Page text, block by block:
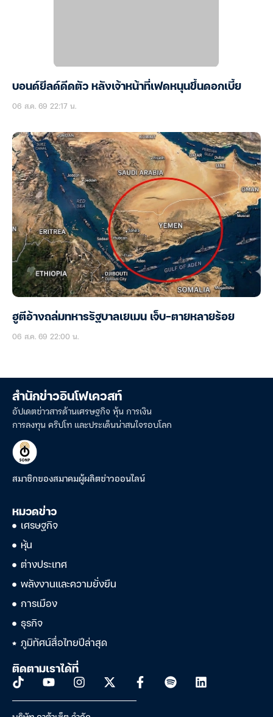
บอนด์ยีลด์ดีดตัว หลังเจ้าหน้าที่เฟดหนุนขึ้นดอกเบี้ย
06 ส.ค. 69 22:17 น.
ฮูตีอ้างถล่มทหารรัฐบาลเยเมน เจ็บ-ตายหลายร้อย
06 ส.ค. 69 22:00 น.
สำนักข่าวอินโฟเควสท์
อัปเดตข่าวสารด้านเศรษฐกิจ หุ้น การเงิน
การลงทุน คริปโท และประเด็นน่าสนใจรอบโลก
สมาชิกของสมาคมผู้ผลิตข่าวออนไลน์
หมวดข่าว
เศรษฐกิจ
หุ้น
ต่างประเทศ
พลังงานและความยั่งยืน
การเมือง
ธุรกิจ
ภูมิทัศน์สื่อไทยปีล่าสุด
ติดตามเราได้ที่